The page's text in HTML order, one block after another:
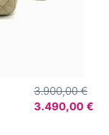
3.900,00 €
3.490,00 €